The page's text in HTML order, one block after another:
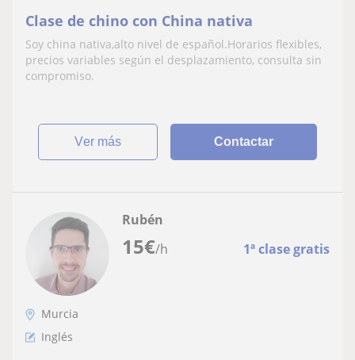
Clase de chino con China nativa
Soy china nativa,alto nivel de español.Horarios flexibles,
precios variables según el desplazamiento, consulta sin
compromiso.
ver más Contactar
15€/h 1ª clase gratis
Rubén
Murcia
Inglés